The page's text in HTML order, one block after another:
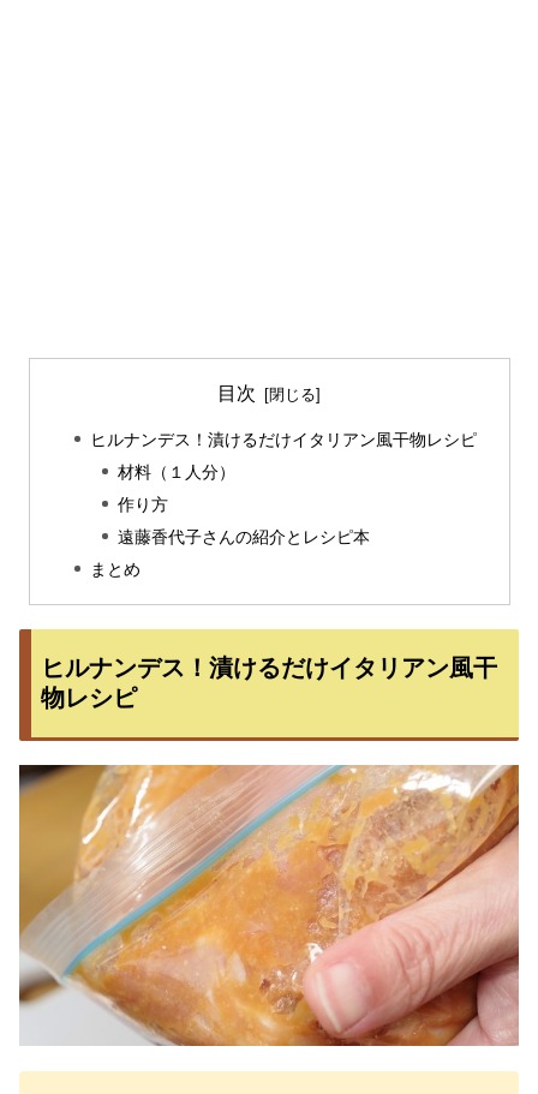
目次
ヒルナンデス！漬けるだけイタリアン風干物レシピ
材料（１人分）
作り方
遠藤香代子さんの紹介とレシピ本
まとめ
ヒルナンデス！漬けるだけイタリアン風干
物レシピ